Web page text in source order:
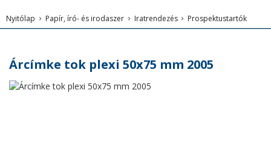
Nyitólap Papír, író- és irodaszer Iratrendezés Prospektustartók
Árcímke tok plexi 50x75 mm 2005